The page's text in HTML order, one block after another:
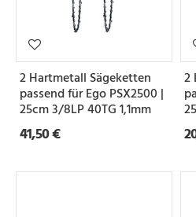
2 Hartmetall Sägeketten
passend für Ego PSX2500 |
25cm 3/8LP 40TG 1,1mm
41,50 €
2